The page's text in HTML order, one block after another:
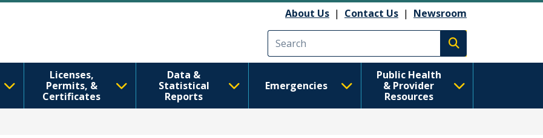
About Us | Contact Us | Newsroom
Execute search
Licenses,
Permits, &
Certificates
Data &
Statistical
Reports
Emergencies
Public Health
& Provider
Resources